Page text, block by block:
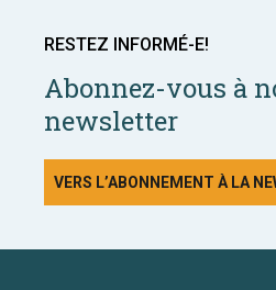
RESTEZ INFORMÉ-E!
Abonnez-vous à
newsletter
VERS L’ABONNEMENT À LA